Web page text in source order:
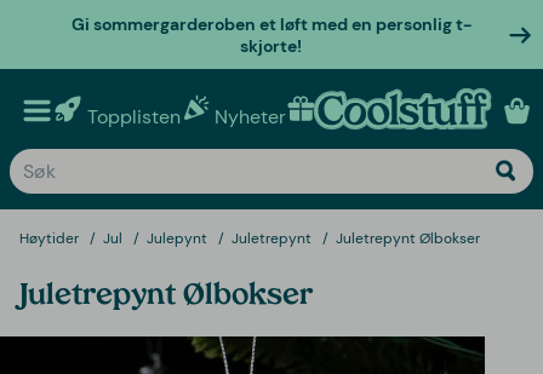
Gi sommergarderoben et løft med en personlig t-
skjorte!
Topplisten Nyheter Personlige gaver
Høytider Jul Julepynt Juletrepynt Juletrepynt Ølbokser
Juletrepynt Ølbokser